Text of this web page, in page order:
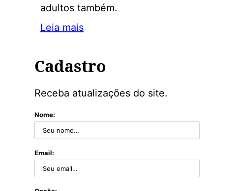
adultos também.
Leia mais
Cadastro
Receba atualizações do site.
Nome:
Email: